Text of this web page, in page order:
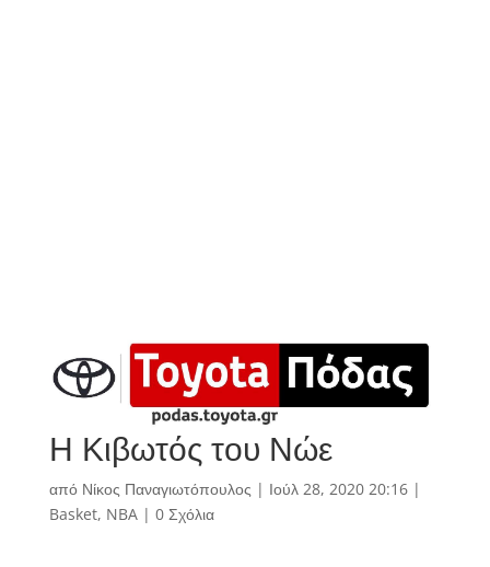
Η Κιβωτός του Νώε
από Νίκος Παναγιωτόπουλος | Ιούλ 28, 2020 20:16|
Basket, NBA| 0 Σχόλια